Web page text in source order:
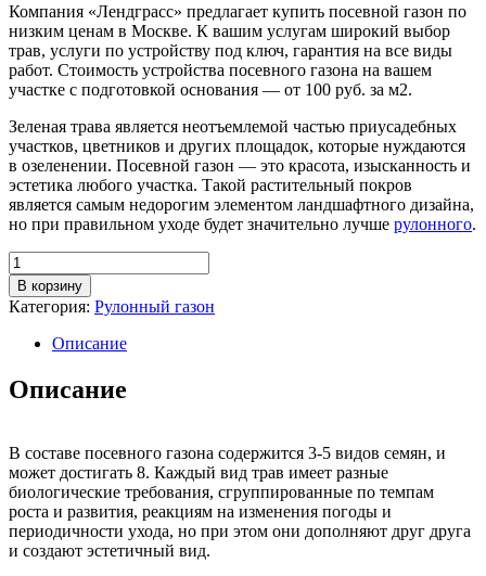
Компания «Лендграсс» предлагает купить посевной газон по
низким ценам в Москве. К вашим услугам широкий выбор
трав, услуги по устройству под ключ, гарантия на все виды
работ. Стоимость устройства посевного газона на вашем
участке с подготовкой основания — от 100 руб. за м2.
Зеленая трава является неотъемлемой частью приусадебных
участков, цветников и других площадок, которые нуждаются
в озеленении. Посевной газон — это красота, изысканность и
эстетика любого участка. Такой растительный покров
является самым недорогим элементом ландшафтного дизайна,
но при правильном уходе будет значительно лучше рулонного.
Количество
товара
Посевной
газон
В корзину
Категория: Рулонный газон
Описание
Описание
В составе посевного газона содержится 3-5 видов семян, и
может достигать 8. Каждый вид трав имеет разные
биологические требования, сгруппированные по темпам
роста и развития, реакциям на изменения погоды и
периодичности ухода, но при этом они дополняют друг друга
и создают эстетичный вид.